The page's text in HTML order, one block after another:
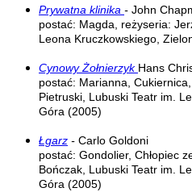
Prywatna klinika - John
postać: Magda, reżyseria:
Leona Kruczkowskiego,
Cynowy Żołnierzyk Hans
postać: Marianna,
Pietruski, Lubuski Teatr im.
Góra (2005)
Łgarz - Carlo Goldoni
postać: Gondolier, Chłopiec
Bończak, Lubuski Teatr im.
Góra (2005)